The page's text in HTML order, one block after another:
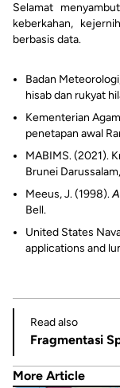
Selamat
keberkahan,
berbasis data.
Badan
hisab dan rukyat
Kementerian
penetapan awal
MABIMS. (2021).
Brunei
Meeus, J. (1998).
Bell.
United States
applications and
Read also
More Article